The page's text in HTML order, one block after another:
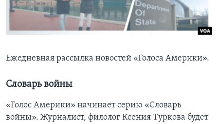
Learning English
Языки
Ежедневная рассылка новостей «Голоса Америки».
Словарь войны
«Голос Америки» начинает серию «Словарь
войны». Журналист, филолог Ксения Туркова будет